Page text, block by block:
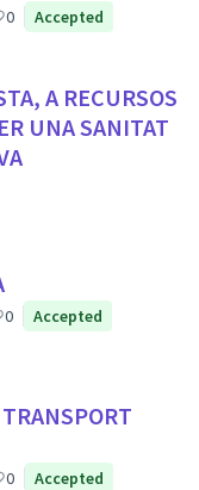
0 Accepted
A RECURSOS
UNA SANITAT
0 Accepted
0 Accepted